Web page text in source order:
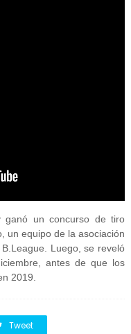
ganó un concurso de tiro
un equipo de la asociación
Luego, se reveló
antes de que los
2019.
Tweet